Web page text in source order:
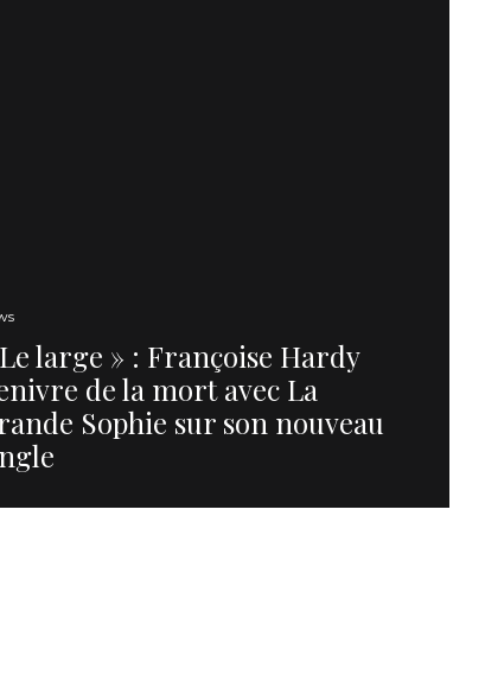
large » : Françoise Hardy
de la mort avec La
Sophie sur son nouveau